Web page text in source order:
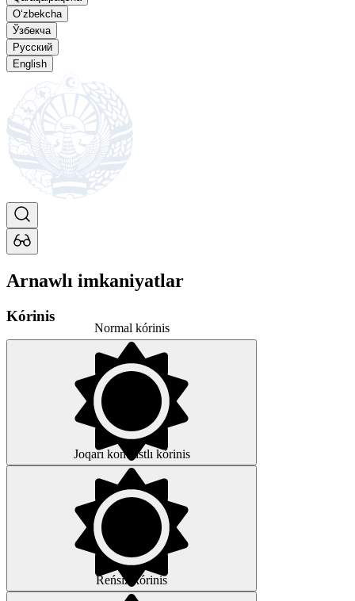
O‘zbekcha
Ўзбекча
Русский
English
Arnawlı imkaniyatlar
Kórinis
Normal kórinis
Joqarı kontrastlı kórinis
Reńsiz kórinis